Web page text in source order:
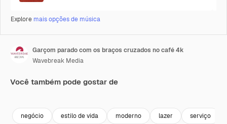
Explore mais opções de música
Garçom parado com os braços cruzados no café 4k
Wavebreak Media
Você também pode gostar de
negócio estilo de vida moderno lazer serviço